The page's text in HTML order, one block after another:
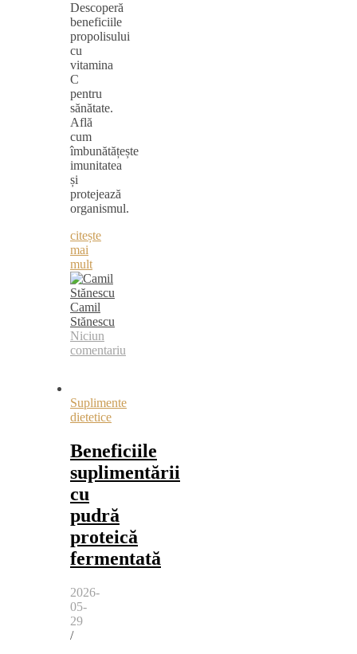
Descoperă
beneficiile
propolisului
cu
vitamina
C
pentru
sănătate.
Află
cum
îmbunătățește
imunitatea
și
protejează
organismul.
citește
mai
mult
Camil
Stănescu
Niciun
comentariu
Suplimente
dietetice
Beneficiile
suplimentării
cu
pudră
proteică
fermentată
2026-
05-
29
/